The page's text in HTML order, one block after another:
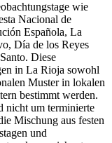
wie
Nacional de
Española, La
Día de los Reyes
Diese
in La Rioja sowohl
Muster in lokalen
bestimmt werden.
nicht um terminierte
Mischung aus festen
und